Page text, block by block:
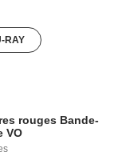
RAY
rouges Bande-
VO